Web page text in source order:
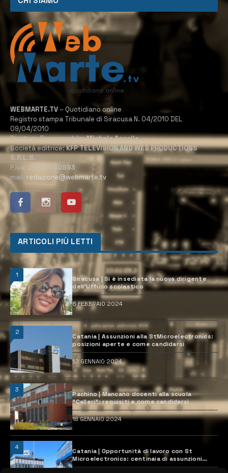
WEBMARTE.TV – Quotidiano online
Registro stampa Tribunale di Siracusa N. 04/2010 DEL
09/04/2010
Direttore Responsabile:Michele Accolla
Società editrice:KFP TELEVISION AND WEB PRODUCTIONS
S.R.L.S.
P.Iva: 02184950893
mail: redazione@webmarte.tv
ARTICOLI PIÙ LETTI
1
Siracusa | Si è insediata la nuova dirigente
dell’Ufficio scolastico
6 FEBBRAIO 2024
2
Catania | Assunzioni alla StMicroelectronics:
posizioni aperte e come candidarsi
12 GENNAIO 2024
3
Pachino | Mancano docenti alla scuola
“Calleri”: requisiti e come candidarsi
18 GENNAIO 2024
4
Catania | Opportunità di lavoro con St
Microelectronics: centinaia di assunzioni
previste